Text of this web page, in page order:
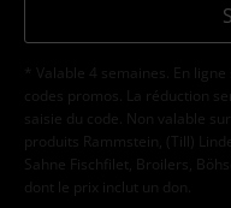
* Valable 4 semaines. En
codes promos. La réduction
saisie du code. Non valable
produits Rammstein, (Till)
Sahne Fischfilet, Broilers,
dont le prix inclut un don.